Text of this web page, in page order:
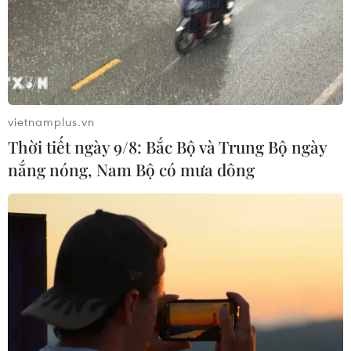
TIN LIÊN QUAN
Đà Nẵng trở thành điểm đến ưa thích nhất
của người Hàn Quốc
vietnamplus.vn
Thời tiết ngày 9/8: Bắc Bộ và Trung Bộ ngày
nắng nóng, Nam Bộ có mưa dông